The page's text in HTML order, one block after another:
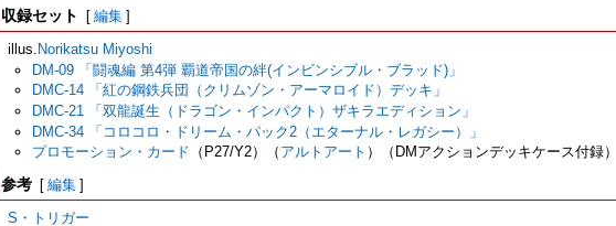
収録セット [編集]
illus. Norikatsu Miyoshi
DM-09 「闘魂編 第4弾 覇道帝国の絆(インビンシブル・ブラッド)」
DMC-14 「紅の鋼鉄兵団（クリムゾン・アーマロイド）デッキ」
DMC-21 「双龍誕生（ドラゴン・インパクト）ザキラエディション」
DMC-34 「コロコロ・ドリーム・パック2（エターナル・レガシー）」
プロモーション・カード （P27/Y2）（ アルトアート ）（DMアクションデッキケース付録）
参考 [編集]
S・トリガー